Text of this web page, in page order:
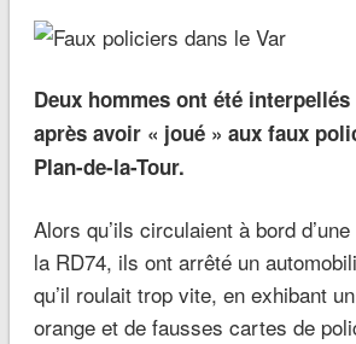
Deux hommes ont été
après avoir « joué » aux faux
Plan-de-la-Tour.
Alors qu’ils circulaient à bord
la RD74, ils ont arrêté un
qu’il roulait trop vite, en exhibant
orange et de fausses cartes de